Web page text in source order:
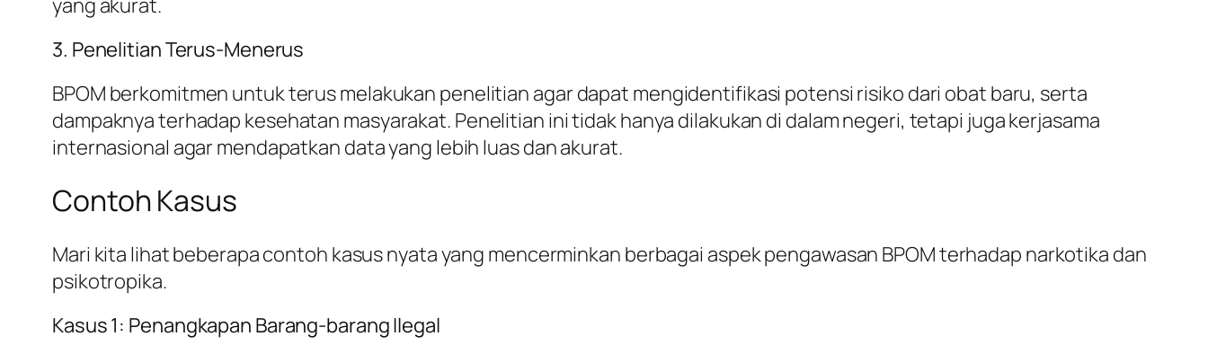
3. Penelitian Terus-Menerus
BPOM berkomitmen untuk terus melakukan penelitian agar dapat mengidentifikasi potensi risiko dari obat baru, serta
dampaknya terhadap kesehatan masyarakat. Penelitian ini tidak hanya dilakukan di dalam negeri, tetapi juga kerjasama
internasional agar mendapatkan data yang lebih luas dan akurat.
Contoh Kasus
Mari kita lihat beberapa contoh kasus nyata yang mencerminkan berbagai aspek pengawasan BPOM terhadap narkotika dan
psikotropika.
Kasus 1: Penangkapan Barang-barang Ilegal